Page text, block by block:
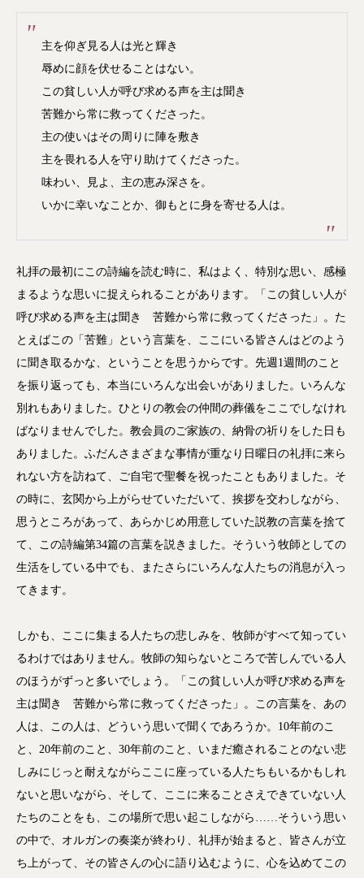
主を仰ぎ見る人は光と輝き
辱めに顔を伏せることはない。
この貧しい人が呼び求める声を主は聞き
苦難から常に救ってくださった。
主の使いはその周りに陣を敷き
主を畏れる人を守り助けてくださった。
味わい、見よ、主の恵み深さを。
いかに幸いなことか、御もとに身を寄せる人は。
礼拝の最初にこの詩編を読む時に、私はよく、特別な思い、感極
まるような思いに捉えられることがあります。「この貧しい人が
呼び求める声を主は聞き 苦難から常に救ってくださった」。た
とえばこの「苦難」という言葉を、ここにいる皆さんはどのよう
に聞き取るかな、ということを思うからです。先週1週間のこと
を振り返っても、本当にいろんな出会いがありました。いろんな
別れもありました。ひとりの教会の仲間の葬儀をここでしなけれ
ばなりませんでした。教会員のご家族の、納骨の祈りをした日も
ありました。ふだんさまざまな事情が重なり日曜日の礼拝に来ら
れない方を訪ねて、ご自宅で聖餐を祝ったこともありました。そ
の時に、玄関から上がらせていただいて、挨拶を交わしながら、
思うところがあって、あらかじめ用意していた説教の言葉を捨て
て、この詩編第34篇の言葉を説きました。そういう牧師としての
生活をしている中でも、またさらにいろんな人たちの消息が入っ
てきます。
しかも、ここに集まる人たちの悲しみを、牧師がすべて知ってい
るわけではありません。牧師の知らないところで苦しんでいる人
のほうがずっと多いでしょう。「この貧しい人が呼び求める声を
主は聞き 苦難から常に救ってくださった」。この言葉を、あの
人は、この人は、どういう思いで聞くであろうか。10年前のこ
と、20年前のこと、30年前のこと、いまだ癒されることのない悲
しみにじっと耐えながらここに座っている人たちもいるかもしれ
ないと思いながら、そして、ここに来ることさえできていない人
たちのことをも、この場所で思い起こしながら……そういう思い
の中で、オルガンの奏楽が終わり、礼拝が始まると、皆さんが立
ち上がって、その皆さんの心に語り込むように、心を込めてこの